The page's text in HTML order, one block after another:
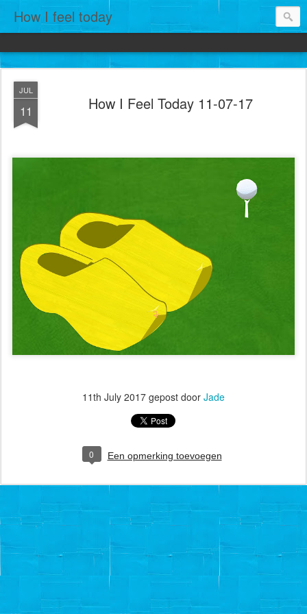
How I feel today
JUL
11 How I Feel Today 11-07-17
11th July 2017 gepost door Jade
0 Een opmerking toevoegen